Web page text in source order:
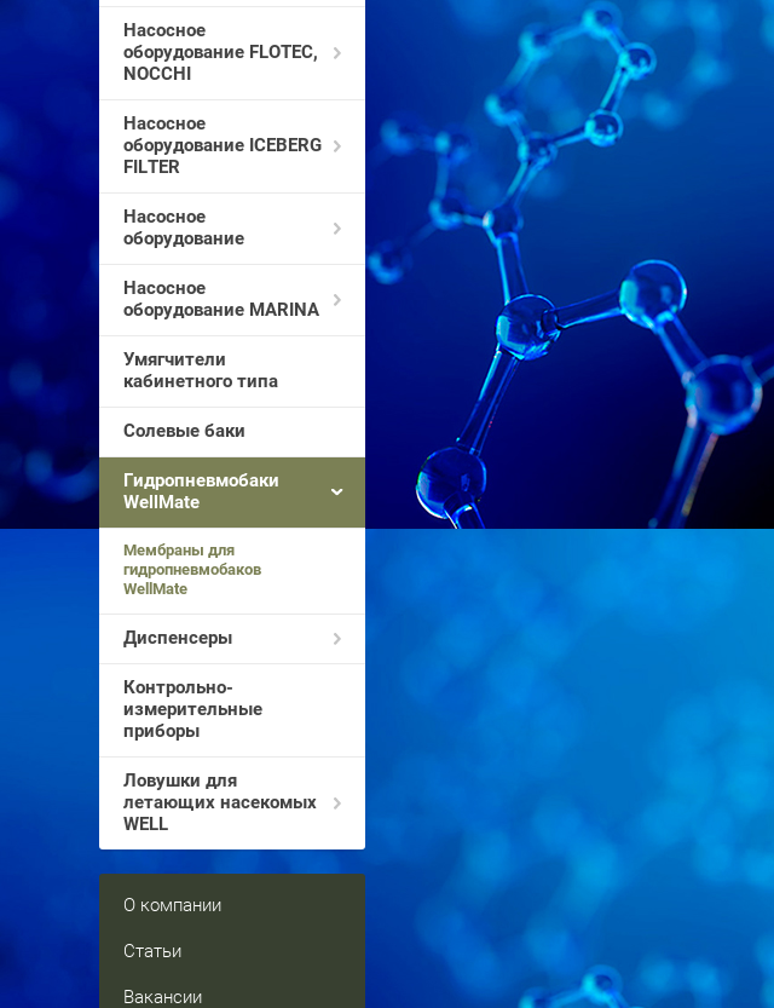
Насосное
оборудование FLOTEC,
NOCCHI
Насосное
оборудование ICEBERG
FILTER
Насосное
оборудование
Насосное
оборудование MARINA
Умягчители
кабинетного типа
Солевые баки
Гидропневмобаки
WellMate
Мембраны для
гидропневмобаков
WellMate
Диспенсеры
Контрольно-
измерительные
приборы
Ловушки для
летающих насекомых
WELL
О компании
Статьи
Вакансии